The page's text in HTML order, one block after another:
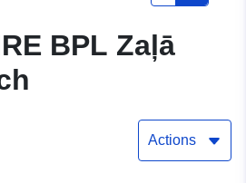
BPL Zaļā
Actions